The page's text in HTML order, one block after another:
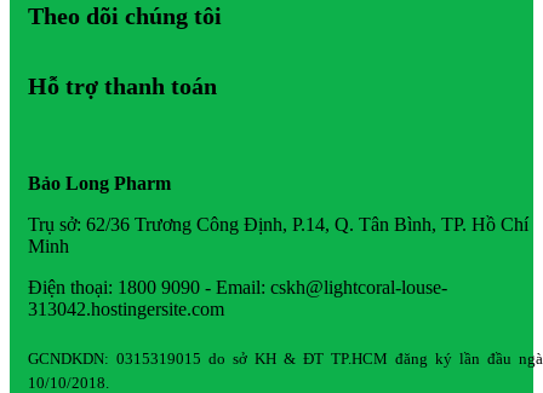
Theo dõi chúng tôi
Hỗ trợ thanh toán
Bảo Long Pharm
Trụ sở: 62/36 Trương Công Định, P.14, Q. Tân Bình, TP. Hồ Chí
Minh
Điện thoại: 1800 9090 - Email: cskh@lightcoral-louse-
313042.hostingersite.com
GCNDKDN: 0315319015 do sở KH & ĐT TP.HCM đăng ký lần đầu
10/10/2018.